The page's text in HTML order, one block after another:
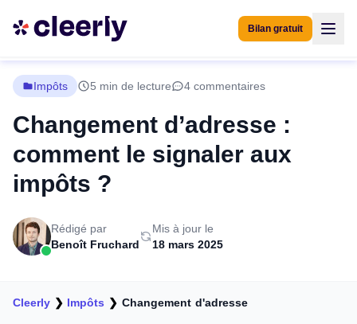
Bilan gratuit
Impôts 5 min de lecture 4 commentaires
Changement d’adresse :
comment le signaler aux
impôts ?
Rédigé par
Benoît Fruchard
Mis à jour le
18 mars 2025
Cleerly ❯ Impôts ❯ Changement d'adresse